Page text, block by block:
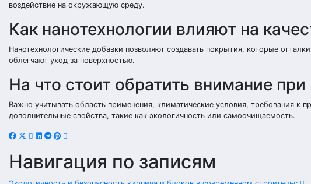
воздействие на окружающую среду.
Как нанотехнологии влияют на
Нанотехнологические добавки позволяют создавать покрытия, которые
облегчают уход за поверхностью.
На что стоит обратить внимание
Важно учитывать область применения, климатические условия, требования к
дополнительные свойства, такие как экологичность или самоочищаемость.
Навигация по записям